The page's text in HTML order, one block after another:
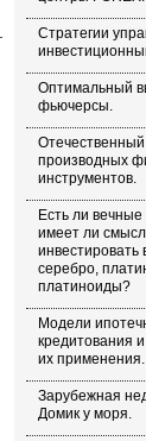
Стратегии
Оптимальный
фьючерсы.
производных
инструментов.
Есть ли
имеет ли смысл
инвестировать
серебро,
платиноиды?
Модели
кредитования
их применения.
Зарубежная
Домик у моря.